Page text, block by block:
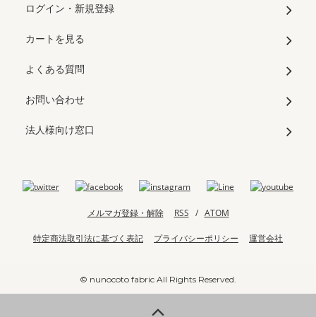
ログイン・新規登録
カートを見る
よくある質問
お問い合わせ
法人様向け窓口
メルマガ登録・解除 RSS / ATOM
特定商法取引法に基づく表記 プライバシーポリシー 運営会社
© nunocoto fabric All Rights Reserved.